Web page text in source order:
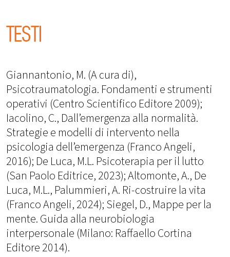
TESTI
Giannantonio, M. (A cura di),
Psicotraumatologia. Fondamenti e strumenti
operativi (Centro Scientifico Editore 2009);
Iacolino, C., Dall’emergenza alla normalità.
Strategie e modelli di intervento nella
psicologia dell’emergenza (Franco Angeli,
2016); De Luca, M.L. Psicoterapia per il lutto
(San Paolo Editrice, 2023); Altomonte, A., De
Luca, M.L., Palummieri, A. Ri-costruire la vita
(Franco Angeli, 2024); Siegel, D., Mappe per la
mente. Guida alla neurobiologia
interpersonale (Milano: Raffaello Cortina
Editore 2014).